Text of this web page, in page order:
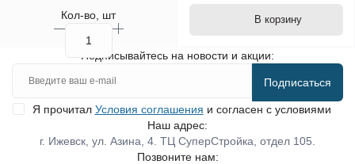
Кол-во, шт В корзину
Подписывайтесь на новости и акции:
Подписаться
Я прочитал Условия соглашения и согласен с условиями
Наш адрес:
г. Ижевск, ул. Азина, 4. ТЦ СуперСтройка, отдел 105.
Позвоните нам: